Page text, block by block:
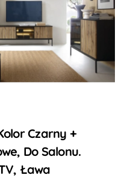
Czarny +
Do Salonu.
Ława